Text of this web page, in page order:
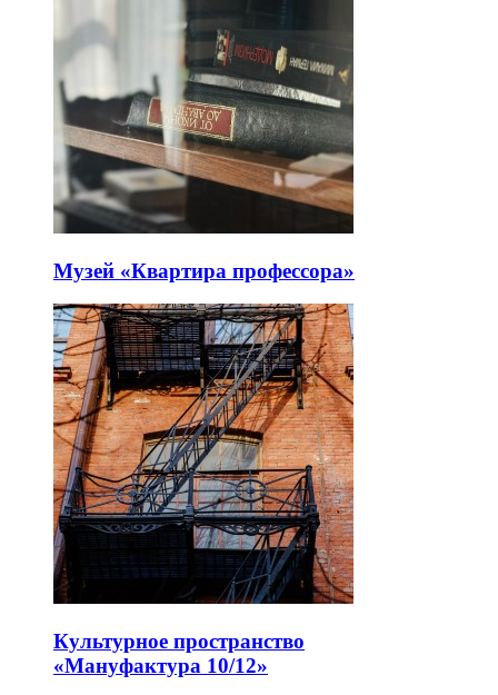
Музей «Квартира профессора»
Культурное пространство
«Мануфактура 10/12»